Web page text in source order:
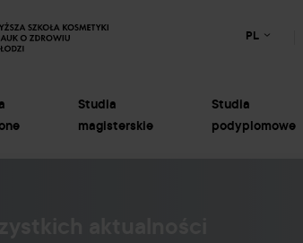
PL
Studia
magisterskie
Studia
podyplomowe